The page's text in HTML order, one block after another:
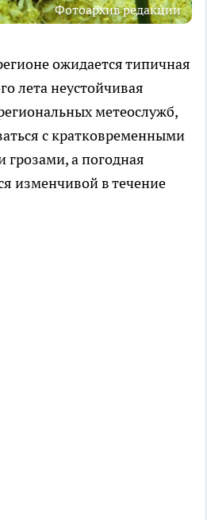
Фотоархив редакции
ожидается типичная
лета неустойчивая
метеослужб,
с кратковременными
а погодная
изменчивой в течение